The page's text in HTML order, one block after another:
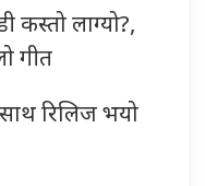
कस्तो लाग्यो?,
गीत
रिलिज भयो